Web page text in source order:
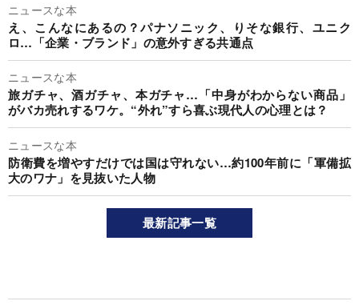
ニュースな本
え、こんなにあるの？パナソニック、りそな銀行、ユニク
ロ…「企業・ブランド」の意外すぎる共通点
ニュースな本
旅ガチャ、酒ガチャ、本ガチャ…「中身がわからない商品」
がバカ売れするワケ。“外れ”すら喜ぶ現代人の心理とは？
ニュースな本
防衛費を増やすだけでは国は守れない…約100年前に「軍備拡
大のワナ」を見抜いた人物
最新記事一覧